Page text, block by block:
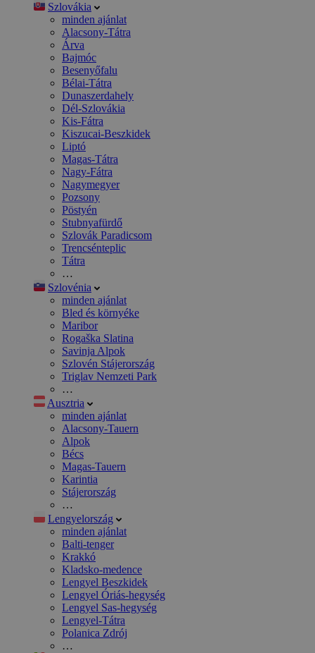
Szlovákia
minden ajánlat
Alacsony-Tátra
Árva
Bajmóc
Besenyőfalu
Bélai-Tátra
Dunaszerdahely
Dél-Szlovákia
Kis-Fátra
Kiszucai-Beszkidek
Liptó
Magas-Tátra
Nagy-Fátra
Nagymegyer
Pozsony
Pöstyén
Stubnyafürdő
Szlovák Paradicsom
Trencsénteplic
Tátra
…
Szlovénia
minden ajánlat
Bled és környéke
Maribor
Rogaška Slatina
Savinja Alpok
Szlovén Stájerország
Triglav Nemzeti Park
…
Ausztria
minden ajánlat
Alacsony-Tauern
Alpok
Bécs
Magas-Tauern
Karintia
Stájerország
…
Lengyelország
minden ajánlat
Balti-tenger
Krakkó
Kladsko-medence
Lengyel Beszkidek
Lengyel Óriás-hegység
Lengyel Sas-hegység
Lengyel-Tátra
Polanica Zdrój
…